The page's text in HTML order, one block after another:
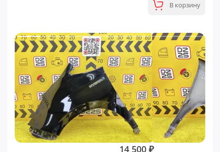
В корзину
14 500 ₽